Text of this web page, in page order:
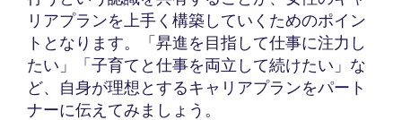
リアプランを上手く構築していくためのポイン
トとなります。「昇進を目指して仕事に注力し
たい」「子育てと仕事を両立して続けたい」な
ど、自身が理想とするキャリアプランをパート
ナーに伝えてみましょう。